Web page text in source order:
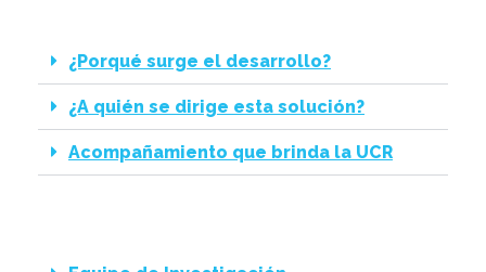
¿Porqué surge el desarrollo?
¿A quién se dirige esta solución?
Acompañamiento que brinda la UCR